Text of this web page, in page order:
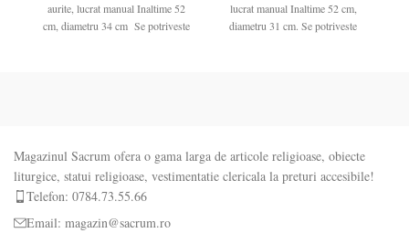
aurite, lucrat manual Inaltime 52
cm, diametru 34 cm Se potriveste
lucrat manual Inaltime 52 cm,
diametru 31 cm. Se potriveste
Magazinul Sacrum ofera o gama larga de articole religioase, obiecte
liturgice, statui religioase, vestimentatie clericala la preturi accesibile!
Telefon: 0784.73.55.66
Email: magazin@sacrum.ro